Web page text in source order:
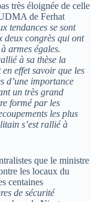
très éloignée de celle
de Ferhat
tendances se sont
deux congrès qui ont
armes égales.
à sa thèse la
effet savoir que les
d’une importance
un très grand
formé par les
les plus
s’est rallié à
que le ministre
les locaux du
centaines
de sécurité